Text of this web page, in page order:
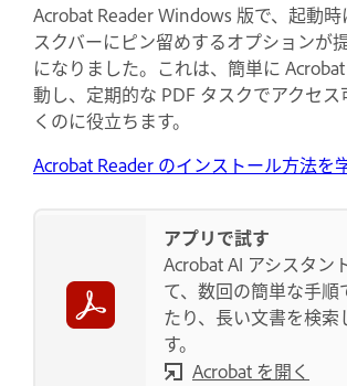
Acrobat Reader Windows 版で、起動時
スクバーにピン留めするオプションが
になりました。これは、簡単に
動し、定期的な PDF タスクでアクセ
くのに役立ちます。
Acrobat Reader のインストール方法を
アプリで試す
Acrobat AI アシスタン
て、数回の簡単な手順
たり、長い文書を検索
す。
Acrobat を開く